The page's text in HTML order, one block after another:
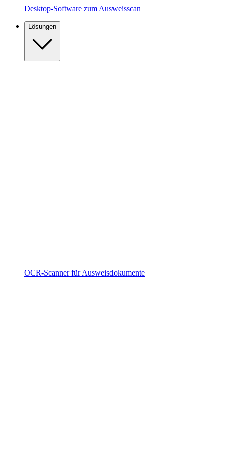
Desktop-Software zum Ausweisscan
Lösungen
OCR-Scanner für Ausweisdokumente